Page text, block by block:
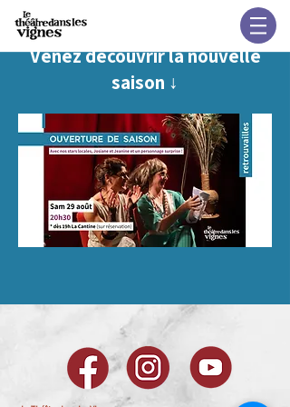
Venez découvrir la nouvelle
saison ↓